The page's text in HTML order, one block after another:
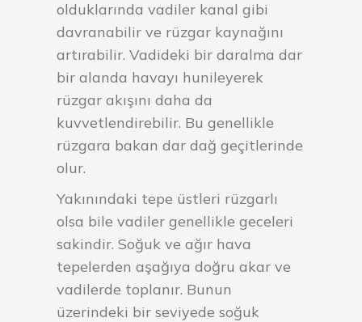
olduklarında vadiler kanal gibi
davranabilir ve rüzgar kaynağını
artırabilir. Vadideki bir daralma dar
bir alanda havayı hunileyerek
rüzgar akışını daha da
kuvvetlendirebilir. Bu genellikle
rüzgara bakan dar dağ geçitlerinde
olur.
Yakınındaki tepe üstleri rüzgarlı
olsa bile vadiler genellikle geceleri
sakindir. Soğuk ve ağır hava
tepelerden aşağıya doğru akar ve
vadilerde toplanır. Bunun
üzerindeki bir seviyede soğuk